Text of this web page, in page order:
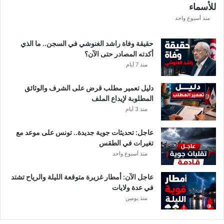
ة
ك
ا
م
ل
للأسماء
منذ أسبوع واحد
حقيقة وفاة راشد الغنوشي في السجن.. ما الذي
أكدته المصادر حتى الآن؟
منذ 7 أيام
دليل تعمير مطلب قرض على الشرف والوثائق
المطلوبة لإيداع الملف
منذ 3 أيام
عاجل: تحديثات جوية جديدة.. تونس على موعد مع
تغيرات في الطقس
منذ أسبوع واحد
عاجل الآن: أمطار غزيرة متوقعة الليلة والرياح تشتد
في عدة ولايات
منذ يومين